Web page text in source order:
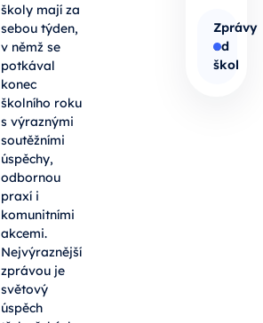
školy mají za
sebou týden,
v němž se
potkával
konec
školního roku
s výraznými
soutěžními
úspěchy,
odbornou
praxí i
komunitními
akcemi.
Nejvýraznější
zprávou je
světový
úspěch
Zprávy
od
škol